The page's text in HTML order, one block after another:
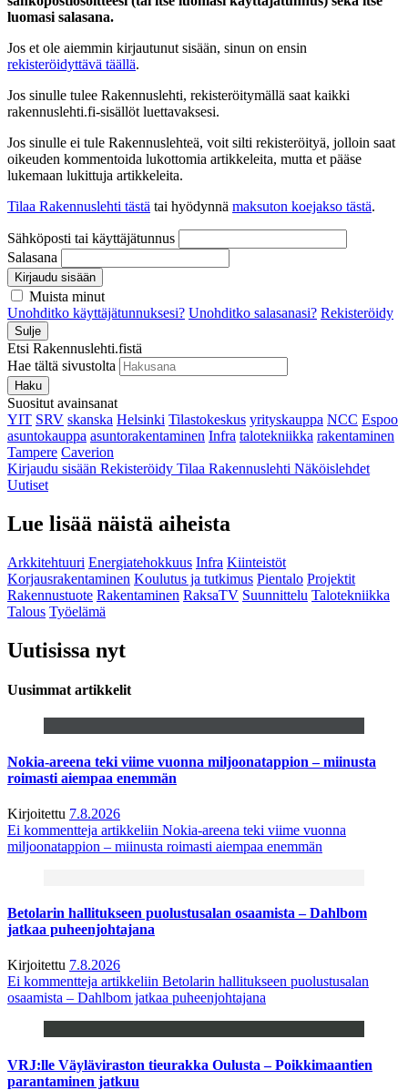
luomasi salasana.
Jos et ole aiemmin kirjautunut sisään, sinun on ensin
rekisteröidyttävä täällä.
Jos sinulle tulee Rakennuslehti, rekisteröitymällä saat kaikki
rakennuslehti.fi-sisällöt luettavaksesi.
Jos sinulle ei tule Rakennuslehteä, voit silti rekisteröityä, jolloin saat
oikeuden kommentoida lukottomia artikkeleita, mutta et pääse
lukemaan lukittuja artikkeleita.
Tilaa Rakennuslehti tästä tai hyödynnä maksuton koejakso tästä.
Sähköposti tai käyttäjätunnus
Salasana
Kirjaudu sisään
Muista minut
Unohditko käyttäjätunnuksesi? Unohditko salasanasi? Rekisteröidy
Sulje
Etsi Rakennuslehti.fistä
Hae tältä sivustolta
Haku
Suositut avainsanat
YIT SRV skanska Helsinki Tilastokeskus yrityskauppa NCC Espoo
asuntokauppa asuntorakentaminen Infra talotekniikka rakentaminen
Tampere Caverion
Kirjaudu sisään Rekisteröidy Tilaa Rakennuslehti Näköislehdet
Uutiset
Lue lisää näistä aiheista
Arkkitehtuuri Energiatehokkuus Infra Kiinteistöt
Korjausrakentaminen Koulutus ja tutkimus Pientalo Projektit
Rakennustuote Rakentaminen RaksaTV Suunnittelu Talotekniikka
Talous Työelämä
Uutisissa nyt
Uusimmat artikkelit
Nokia-areena teki viime vuonna miljoonatappion – miinusta
roimasti aiempaa enemmän
Kirjoitettu 7.8.2026
Ei kommentteja artikkeliin Nokia-areena teki viime vuonna
miljoonatappion – miinusta roimasti aiempaa enemmän
Betolarin hallitukseen puolustusalan osaamista – Dahlbom
jatkaa puheenjohtajana
Kirjoitettu 7.8.2026
Ei kommentteja artikkeliin Betolarin hallitukseen puolustusalan
osaamista – Dahlbom jatkaa puheenjohtajana
VRJ:lle Väyläviraston tieurakka Oulusta – Poikkimaantien
parantaminen jatkuu